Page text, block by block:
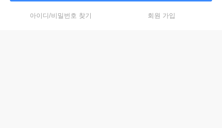
아이디/비밀번호 찾기 회원 가입